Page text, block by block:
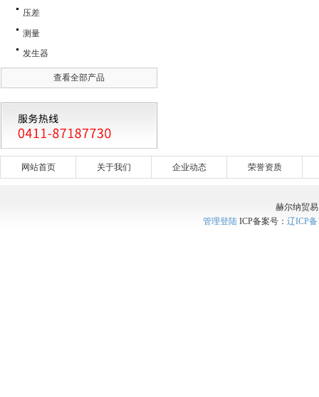
压差
测量
发生器
查看全部产品
网站首页 关于我们 企业动态 荣誉资质
赫尔纳贸
管理登陆ICP备案号： 辽ICP备